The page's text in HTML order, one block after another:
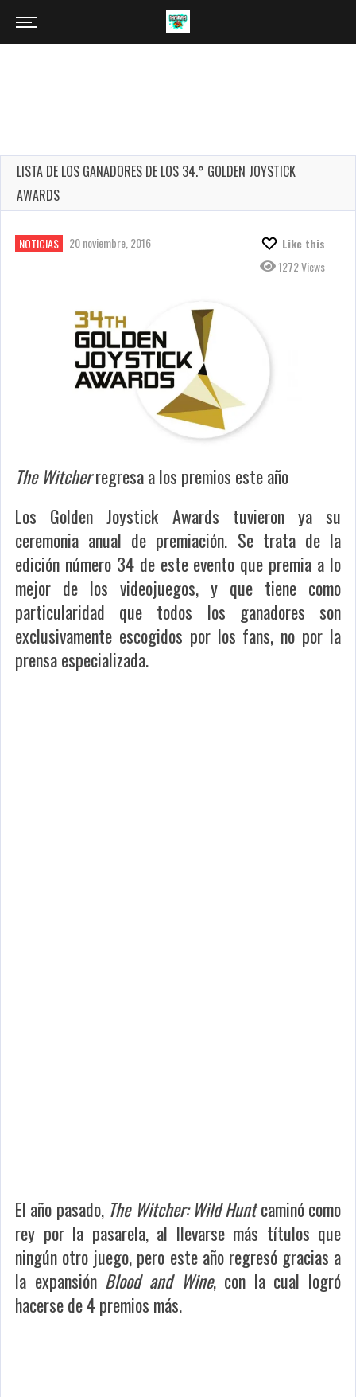
LISTA DE LOS GANADORES DE LOS 34.° GOLDEN JOYSTICK
AWARDS
NOTICIAS 20 noviembre, 2016
Like this
1272 Views
The Witcherregresa a los premios este año
Los Golden Joystick Awards tuvieron ya su
ceremonia anual de premiación. Se trata de la
edición número 34 de este evento que premia a lo
mejor de los videojuegos, y que tiene como
particularidad que todos los ganadores son
exclusivamente escogidos por los fans, no por la
prensa especializada.
El año pasado, The Witcher: Wild Huntcaminó como
rey por la pasarela, al llevarse más títulos que
ningún otro juego, pero este año regresó gracias a
la expansión Blood and Wine, con la cual logró
hacerse de 4 premios más.